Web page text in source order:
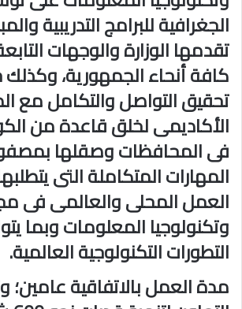
الجغرافية للبرامج التدريبية
تقدمها الوزارة والوجهات
كافة أنحاء الجمهورية،
تحقيق التواصل والتكامل مع
الأكاديمى لخلق قاعدة من
فى المحافظات وصقلها
المهارات المتكاملة التى
العمل المحلى والعالمى فى
وتكنولوجيا المعلومات وبما
التطورات التكنولوجية العالمية.
مدة العمل بالاتفاقية